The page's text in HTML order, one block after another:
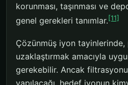
korunması, taşınması ve
genel gerekleri tanımlar.[11]
Çözünmüş iyon
uzaklaştırmak amacıyla
gerekebilir. Ancak
yapılacağı, hedef iyonun